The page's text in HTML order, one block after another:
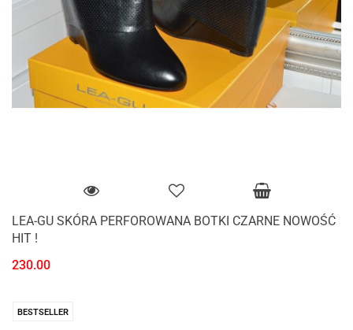
LEA-GU SKÓRA PERFOROWANA BOTKI CZARNE NOWOŚĆ
HIT !
230.00
BESTSELLER